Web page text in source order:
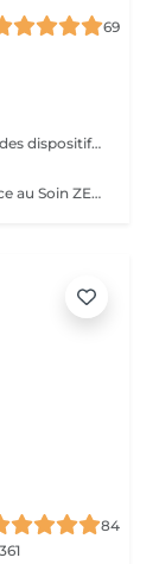
69
La pressothérapie est une technique qui utilise des dispositifs gonflables pour exercer une pression séquentielle sur les jambes, les bras ou le corps. Ce traitement stimule la circulation sanguine et lymphatique, aide à réduire la rétention d'eau et les gonflements, tout en favorisant la détoxification, la relaxation et le bien-être général.
Offrez à votre peau un véritable renouveau grâce au Soin ZENA Corps, un peeling 100% naturel à base de micro-algues. Ce soin innovant stimule le renouvellement cellulaire pour une peau plus lisse, plus lumineuse et visiblement plus unifiée. Idéal pour éclaircir le teint, atténuer les tâches d'acné et améliorer la texture de la peau, le soin ZENA agit en douceur sans agresser l'épiderme. Il convient à tous les types de peau, même les plus sensibles. Avant tout traitement ZENA Corps, une séance d'évaluation est obligatoire. Ce rendez-vous permet d'analyser votre peau et de définir le protocole ZENA le plus adapté selon vos besoins (éclaircissement, tâches, vergetures, texture de peau, etc...) Le traitement corporel complet sera ensuite planifié à la suite de ce diagnostique personnalisé.
84